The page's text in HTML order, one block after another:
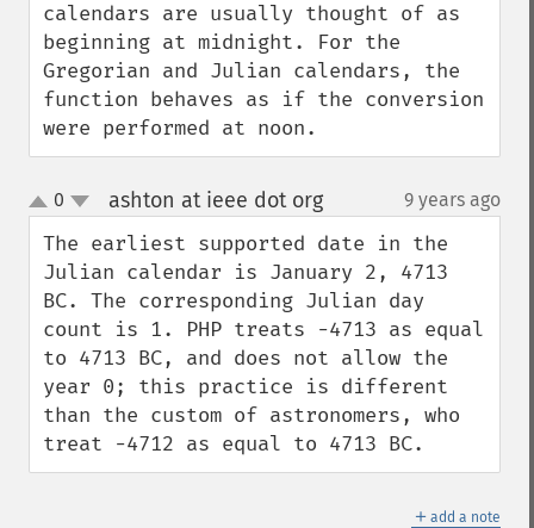
calendars are usually thought of as
beginning at midnight. For the
Gregorian and Julian calendars, the
function behaves as if the conversion
were performed at noon.
up
down
0 ashton at ieee dot org¶ 9 years ago
The earliest supported date in the
Julian calendar is January 2, 4713
BC. The corresponding Julian day
count is 1. PHP treats -4713 as equal
to 4713 BC, and does not allow the
year 0; this practice is different
than the custom of astronomers, who
treat -4712 as equal to 4713 BC.
＋ add a note